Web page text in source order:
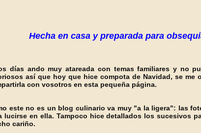
Hecha en casa y preparada para
días ando muy atareada con temas familiares y no
así que hoy que hice compota de Navidad, se
con vosotros en esta pequeña página.
este no es un blog culinario va muy "a la ligera": las
lucirse en ella. Tampoco hice detallados los sucesivos
cariño.